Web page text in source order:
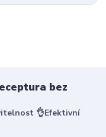
bez
👌Efektivní